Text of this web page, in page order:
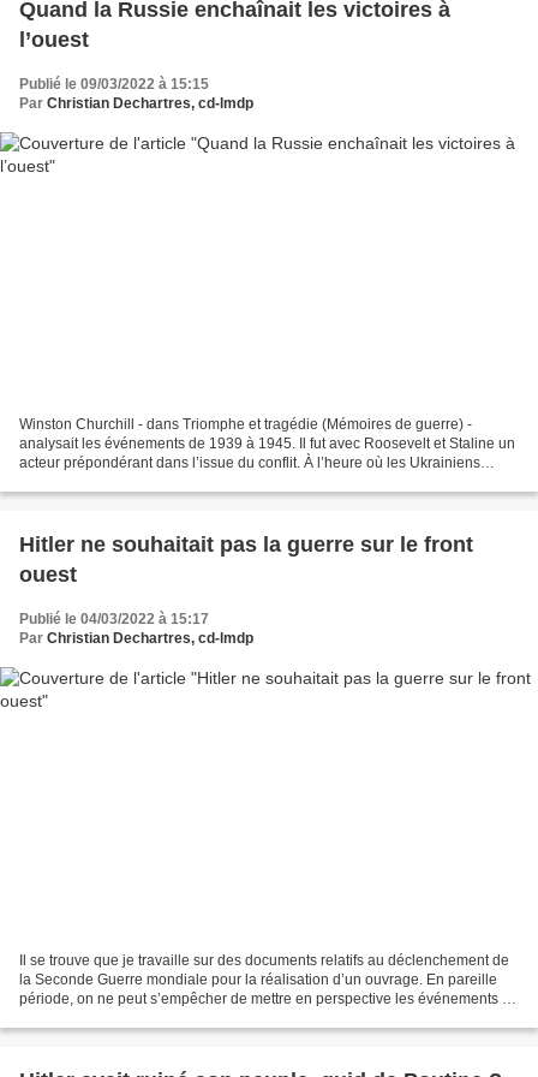
Quand la Russie enchaînait les victoires à
l’ouest
Publié le 09/03/2022 à 15:15
Par Christian Dechartres, cd-lmdp
Winston Churchill - dans Triomphe et tragédie (Mémoires de guerre) -
analysait les événements de 1939 à 1945. Il fut avec Roosevelt et Staline un
acteur prépondérant dans l’issue du conflit. À l’heure où les Ukrainiens
Hitler ne souhaitait pas la guerre sur le front
ouest
Publié le 04/03/2022 à 15:17
Par Christian Dechartres, cd-lmdp
Il se trouve que je travaille sur des documents relatifs au déclenchement de
la Seconde Guerre mondiale pour la réalisation d’un ouvrage. En pareille
période, on ne peut s’empêcher de mettre en perspective les événements en